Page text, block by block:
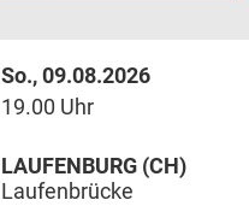
So., 09.08.2026
19.00 Uhr
LAUFENBURG (CH)
Laufenbrücke